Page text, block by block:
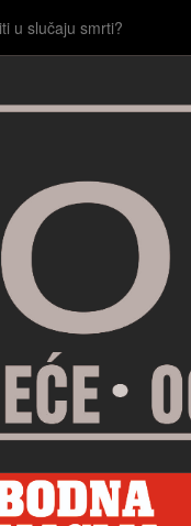
u slučaju smrti?